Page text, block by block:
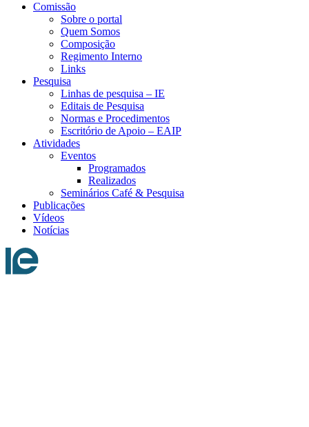
Comissão
Sobre o portal
Quem Somos
Composição
Regimento Interno
Links
Pesquisa
Linhas de pesquisa – IE
Editais de Pesquisa
Normas e Procedimentos
Escritório de Apoio – EAIP
Atividades
Eventos
Programados
Realizados
Seminários Café & Pesquisa
Publicações
Vídeos
Notícias